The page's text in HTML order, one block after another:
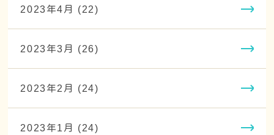
2023年4月 (22)
2023年3月 (26)
2023年2月 (24)
2023年1月 (24)